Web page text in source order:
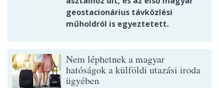
geostacionárius távközlési
műholdról is egyeztetett.
Nem léphetnek a magyar
hatóságok a külföldi utazási iroda
ügyében